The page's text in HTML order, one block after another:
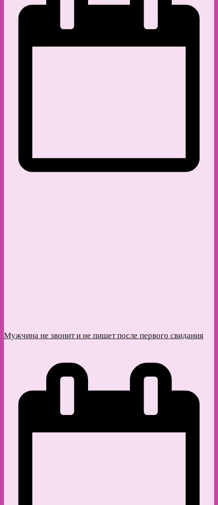
Мужчина не звонит и не пишет после первого свидания